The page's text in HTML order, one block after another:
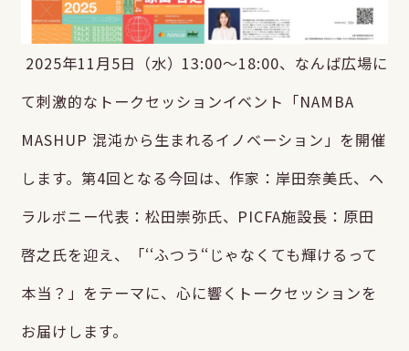
2025年11月5日（水）13:00～18:00、なんば広場に
て刺激的なトークセッションイベント「NAMBA
MASHUP 混沌から生まれるイノベーション」を開催
します。第4回となる今回は、作家：岸田奈美氏、ヘ
ラルボニー代表：松田崇弥氏、PICFA施設長：原田
啓之氏を迎え、「‘‘ふつう‘‘じゃなくても輝けるって
本当？」をテーマに、心に響くトークセッションを
お届けします。